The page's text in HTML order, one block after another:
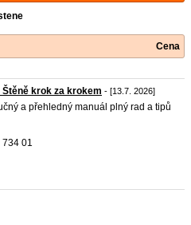
Cena
Štěně krok za krokem - [13.7. 2026]
a přehledný manuál plný rad a tipů
734 01